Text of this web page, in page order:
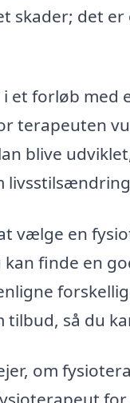
skader; det
et forløb med
terapeuten
blive
vælge en
kan finde en
tilbud, så du
om